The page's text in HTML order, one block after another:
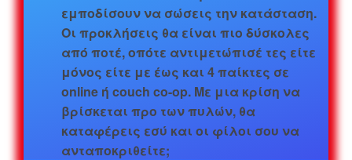
εμποδίσουν να σώσεις την κατάσταση.
Οι προκλήσεις θα είναι πιο δύσκολες
από ποτέ, οπότε αντιμετώπισέ τες είτε
μόνος είτε με έως και 4 παίκτες σε
online ή couch co-op. Με μια κρίση να
βρίσκεται προ των πυλών, θα
καταφέρεις εσύ και οι φίλοι σου να
ανταποκριθείτε;